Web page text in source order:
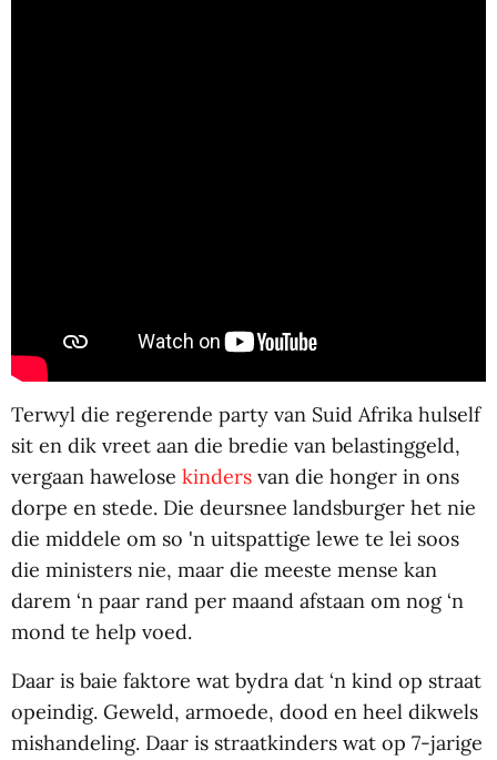
Terwyl die regerende party van Suid Afrika hulself
sit en dik vreet aan die bredie van belastinggeld,
vergaan hawelose kinders van die honger in ons
dorpe en stede. Die deursnee landsburger het nie
die middele om so 'n uitspattige lewe te lei soos
die ministers nie, maar die meeste mense kan
darem ‘n paar rand per maand afstaan om nog ‘n
mond te help voed.
Daar is baie faktore wat bydra dat ‘n kind op straat
opeindig. Geweld, armoede, dood en heel dikwels
mishandeling. Daar is straatkinders wat op 7-jarige